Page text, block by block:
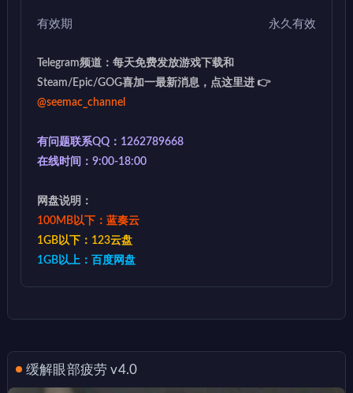
有效期 永久有效
Telegram频道：每天免费发放游戏下载和
Steam/Epic/GOG喜加一最新消息，点这里进 👉
@seemac_channel
有问题联系QQ：1262789668
在线时间：9:00-18:00
网盘说明：
100MB以下：蓝奏云
1GB以下：123云盘
1GB以上：百度网盘
缓解眼部疲劳 v4.0